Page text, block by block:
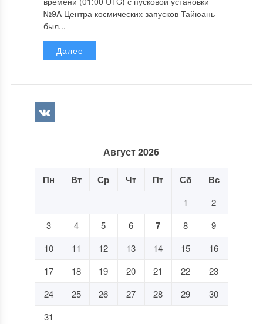
№9A Центра космических запусков Тайюань
был...
Далее
Август 2026
Пн Вт Ср Чт Пт Сб Вс
1
2
3
4 5 6 7 8
9
10
11 12 13 14 15
16
17
18 19 20 21 22
23
24
25 26 27 28 29
30
31